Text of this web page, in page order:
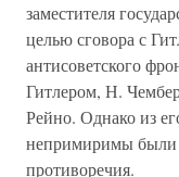
заместителя
целью сговора с
антисоветского
Гитлером, Н.
Рейно. Однако из
непримиримы были
противоречия.